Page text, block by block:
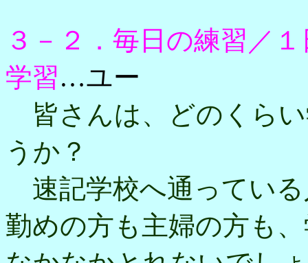
３－２．毎日の練習／
学習…ユー
皆さんは、どのくら
うか？
速記学校へ通ってい
勤めの方も主婦の方も